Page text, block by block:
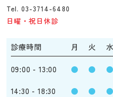
Tel. 03-3714-6480
日曜・祝日休診
診療時間 月 火 水
09:00 - 13:00 ● ● ●
14:30 - 18:30 ● ● ●